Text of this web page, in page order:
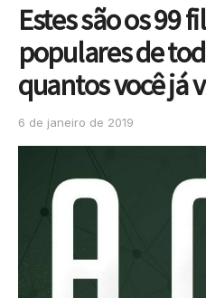
Estes são os 99
populares de
quantos você já
6 de janeiro de 2019